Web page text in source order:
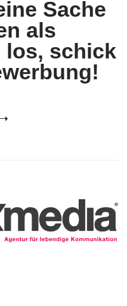
Sache
als
los, schick